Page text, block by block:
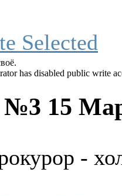
has disabled public write
№3 15
-